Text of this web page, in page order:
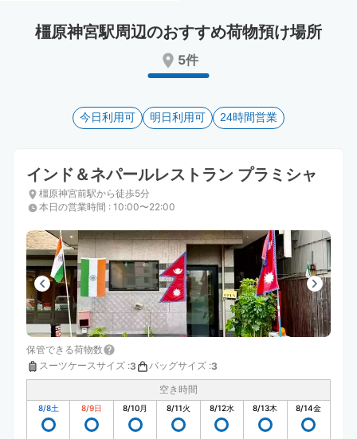
a
date.
the
keyboard
shortcuts
for
changing
dates.
a
date.
mark
key
the
keyboard
shortcuts
for
changing
dates.
橿原神宮駅周辺のおすすめ荷物預け場所
5件
今日利用可 明日利用可 24時間営業
インド＆ネパールレストラン プラミシャ
橿原神宮前駅から徒歩5分
本日の営業時間 : 10:00〜22:00
保管できる荷物数
スーツケースサイズ :3 バッグサイズ :3
空き時間
8/8土 8/9日 8/10月 8/11火 8/12水 8/13木 8/14金